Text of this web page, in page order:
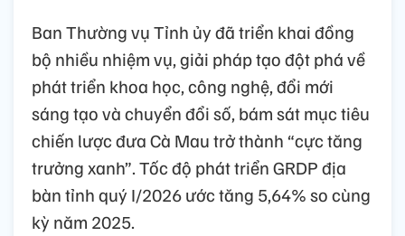
Ban Thường vụ Tỉnh ủy đã triển khai đồng
bộ nhiều nhiệm vụ, giải pháp tạo đột phá về
phát triển khoa học, công nghệ, đổi mới
sáng tạo và chuyển đổi số, bám sát mục tiêu
chiến lược đưa Cà Mau trở thành “cực tăng
trưởng xanh”. Tốc độ phát triển GRDP địa
bàn tỉnh quý I/2026 ước tăng 5,64% so cùng
kỳ năm 2025.